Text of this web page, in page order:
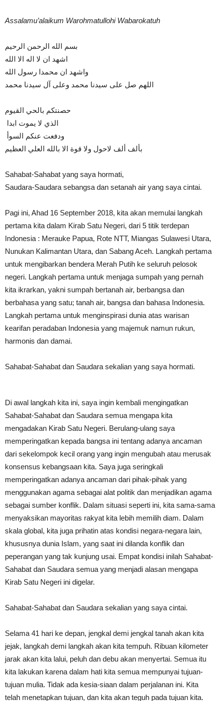
Assalamu’alaikum Warohmatullohi Wabarokatuh
‎بسم الله الرحمن الرحيم
‎اشهد ان لا اله الا الله
‎واشهد ان محمدا رسول الله
‎اللهم صل على سيدنا محمد وعلى آل سيدنا محمد
‎حصنتكم بالحي القيوم
‎ الذي لا يموت ابدا
‎ ودفعت عنكم السوأ
‎بألف ألف لاحول ولا قوة الا بالله العلي العظيم
Sahabat-Sahabat yang saya hormati,
Saudara-Saudara sebangsa dan setanah air yang saya cintai.
Pagi ini, Ahad 16 September 2018, kita akan memulai langkah
pertama kita dalam Kirab Satu Negeri, dari 5 titik terdepan
Indonesia : Merauke Papua, Rote NTT, Miangas Sulawesi Utara,
Nunukan Kalimantan Utara, dan Sabang Aceh. Langkah pertama
untuk mengibarkan bendera Merah Putih ke seluruh pelosok
negeri. Langkah pertama untuk menjaga sumpah yang pernah
kita ikrarkan, yakni sumpah bertanah air, berbangsa dan
berbahasa yang satu; tanah air, bangsa dan bahasa Indonesia.
Langkah pertama untuk menginspirasi dunia atas warisan
kearifan peradaban Indonesia yang majemuk namun rukun,
harmonis dan damai.
Sahabat-Sahabat dan Saudara sekalian yang saya hormati.
Di awal langkah kita ini, saya ingin kembali mengingatkan
Sahabat-Sahabat dan Saudara semua mengapa kita
mengadakan Kirab Satu Negeri. Berulang-ulang saya
memperingatkan kepada bangsa ini tentang adanya ancaman
dari sekelompok kecil orang yang ingin mengubah atau merusak
konsensus kebangsaan kita. Saya juga seringkali
memperingatkan adanya ancaman dari pihak-pihak yang
menggunakan agama sebagai alat politik dan menjadikan agama
sebagai sumber konflik. Dalam situasi seperti ini, kita sama-sama
menyaksikan mayoritas rakyat kita lebih memilih diam. Dalam
skala global, kita juga prihatin atas kondisi negara-negara lain,
khususnya dunia Islam, yang saat ini dilanda konflik dan
peperangan yang tak kunjung usai. Empat kondisi inilah Sahabat-
Sahabat dan Saudara semua yang menjadi alasan mengapa
Kirab Satu Negeri ini digelar.
Sahabat-Sahabat dan Saudara sekalian yang saya cintai.
Selama 41 hari ke depan, jengkal demi jengkal tanah akan kita
jejak, langkah demi langkah akan kita tempuh. Ribuan kilometer
jarak akan kita lalui, peluh dan debu akan menyertai. Semua itu
kita lakukan karena dalam hati kita semua mempunyai tujuan-
tujuan mulia. Tidak ada kesia-siaan dalam perjalanan ini. Kita
telah menetapkan tujuan, dan kita akan teguh pada tujuan kita.